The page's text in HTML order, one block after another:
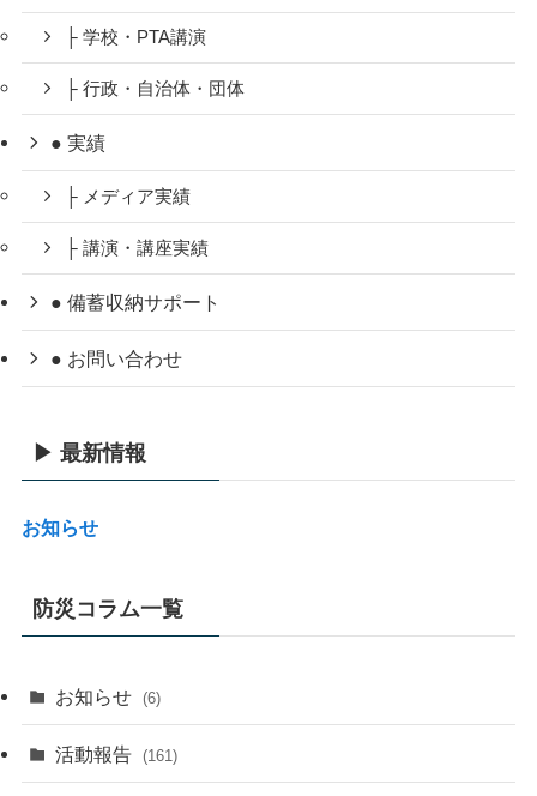
├ 学校・PTA講演
├ 行政・自治体・団体
● 実績
├ メディア実績
├ 講演・講座実績
● 備蓄収納サポート
● お問い合わせ
▶ 最新情報
お知らせ
防災コラム一覧
お知らせ (6)
活動報告 (161)